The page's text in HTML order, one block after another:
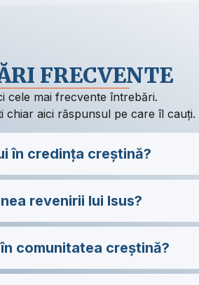
FRECVENTE
cele mai frecvente întrebări.
chiar aici răspunsul pe care îl cauți.
în credința creștină?
revenirii lui Isus?
comunitatea creștină?